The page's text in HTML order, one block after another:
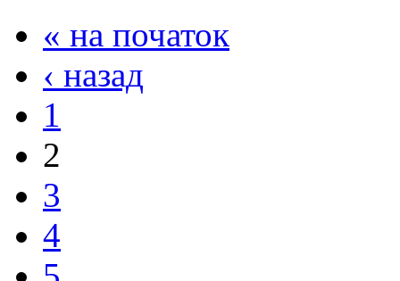
« на початок
‹ назад
1
2
3
4